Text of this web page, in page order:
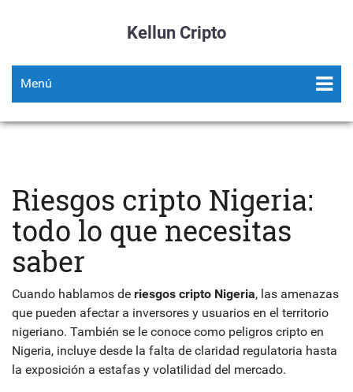
Kellun Cripto
Menú
Riesgos cripto Nigeria:
todo lo que necesitas
saber
Cuando hablamos de riesgos cripto Nigeria, las amenazas
que pueden afectar a inversores y usuarios en el territorio
nigeriano. También se le conoce como peligros cripto en
Nigeria, incluye desde la falta de claridad regulatoria hasta
la exposición a estafas y volatilidad del mercado.